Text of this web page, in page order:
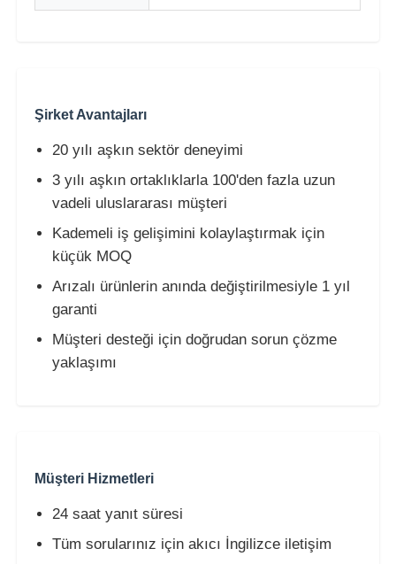
Şirket Avantajları
20 yılı aşkın sektör deneyimi
3 yılı aşkın ortaklıklarla 100'den fazla uzun
vadeli uluslararası müşteri
Kademeli iş gelişimini kolaylaştırmak için
küçük MOQ
Arızalı ürünlerin anında değiştirilmesiyle 1 yıl
garanti
Müşteri desteği için doğrudan sorun çözme
yaklaşımı
Müşteri Hizmetleri
24 saat yanıt süresi
Tüm sorularınız için akıcı İngilizce iletişim